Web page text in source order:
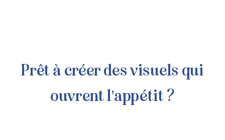
Prêt à créer des visuels qui
ouvrent l'appétit ?